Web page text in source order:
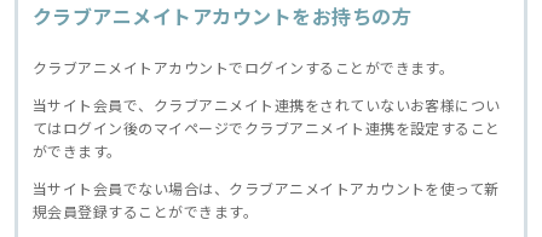
クラブアニメイトアカウントをお持ちの方
クラブアニメイトアカウントでログインすることができます。
当サイト会員で、クラブアニメイト連携をされていないお客様につい
てはログイン後のマイページでクラブアニメイト連携を設定すること
ができます。
当サイト会員でない場合は、クラブアニメイトアカウントを使って新
規会員登録することができます。